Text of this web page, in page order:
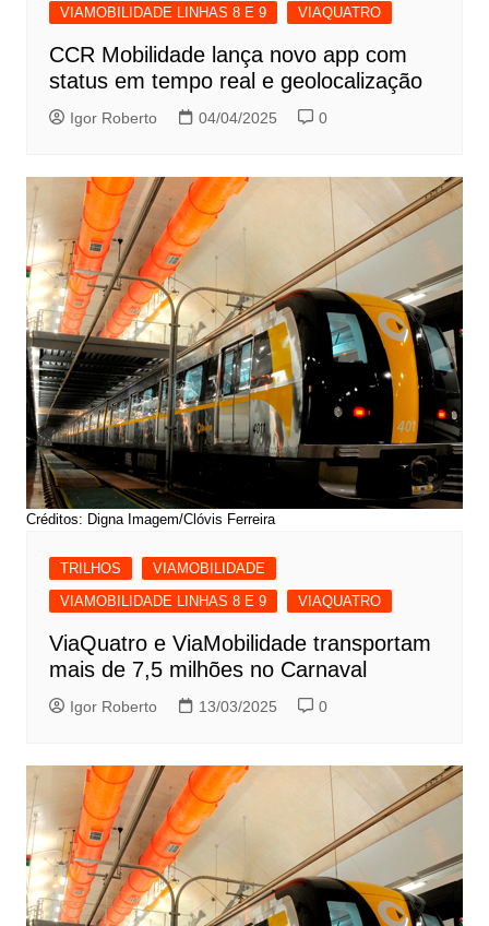
VIAMOBILIDADE LINHAS 8 E 9
VIAQUATRO
CCR Mobilidade lança novo app com
status em tempo real e geolocalização
Igor Roberto 04/04/2025 0
Créditos: Digna Imagem/Clóvis Ferreira
TRILHOS
VIAMOBILIDADE
VIAMOBILIDADE LINHAS 8 E 9
VIAQUATRO
ViaQuatro e ViaMobilidade transportam
mais de 7,5 milhões no Carnaval
Igor Roberto 13/03/2025 0